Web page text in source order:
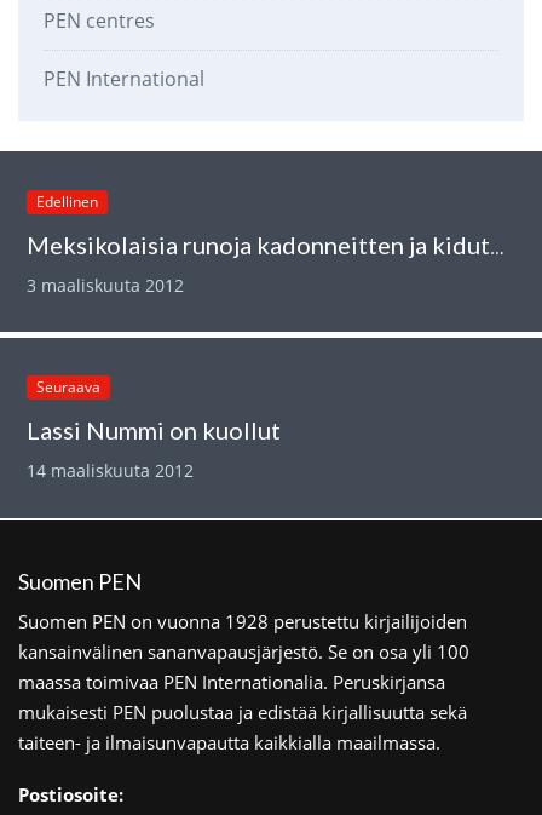
PEN centres
PEN International
Edellinen
Meksikolaisia runoja kadonneitten ja kidutettujen kirjailijoitten muistoksi
3 maaliskuuta 2012
Seuraava
Lassi Nummi on kuollut
14 maaliskuuta 2012
Suomen PEN
Suomen PEN on vuonna 1928 perustettu kirjailijoiden
kansainvälinen sananvapausjärjestö. Se on osa yli 100
maassa toimivaa PEN Internationalia. Peruskirjansa
mukaisesti PEN puolustaa ja edistää kirjallisuutta sekä
taiteen- ja ilmaisunvapautta kaikkialla maailmassa.
Postiosoite: